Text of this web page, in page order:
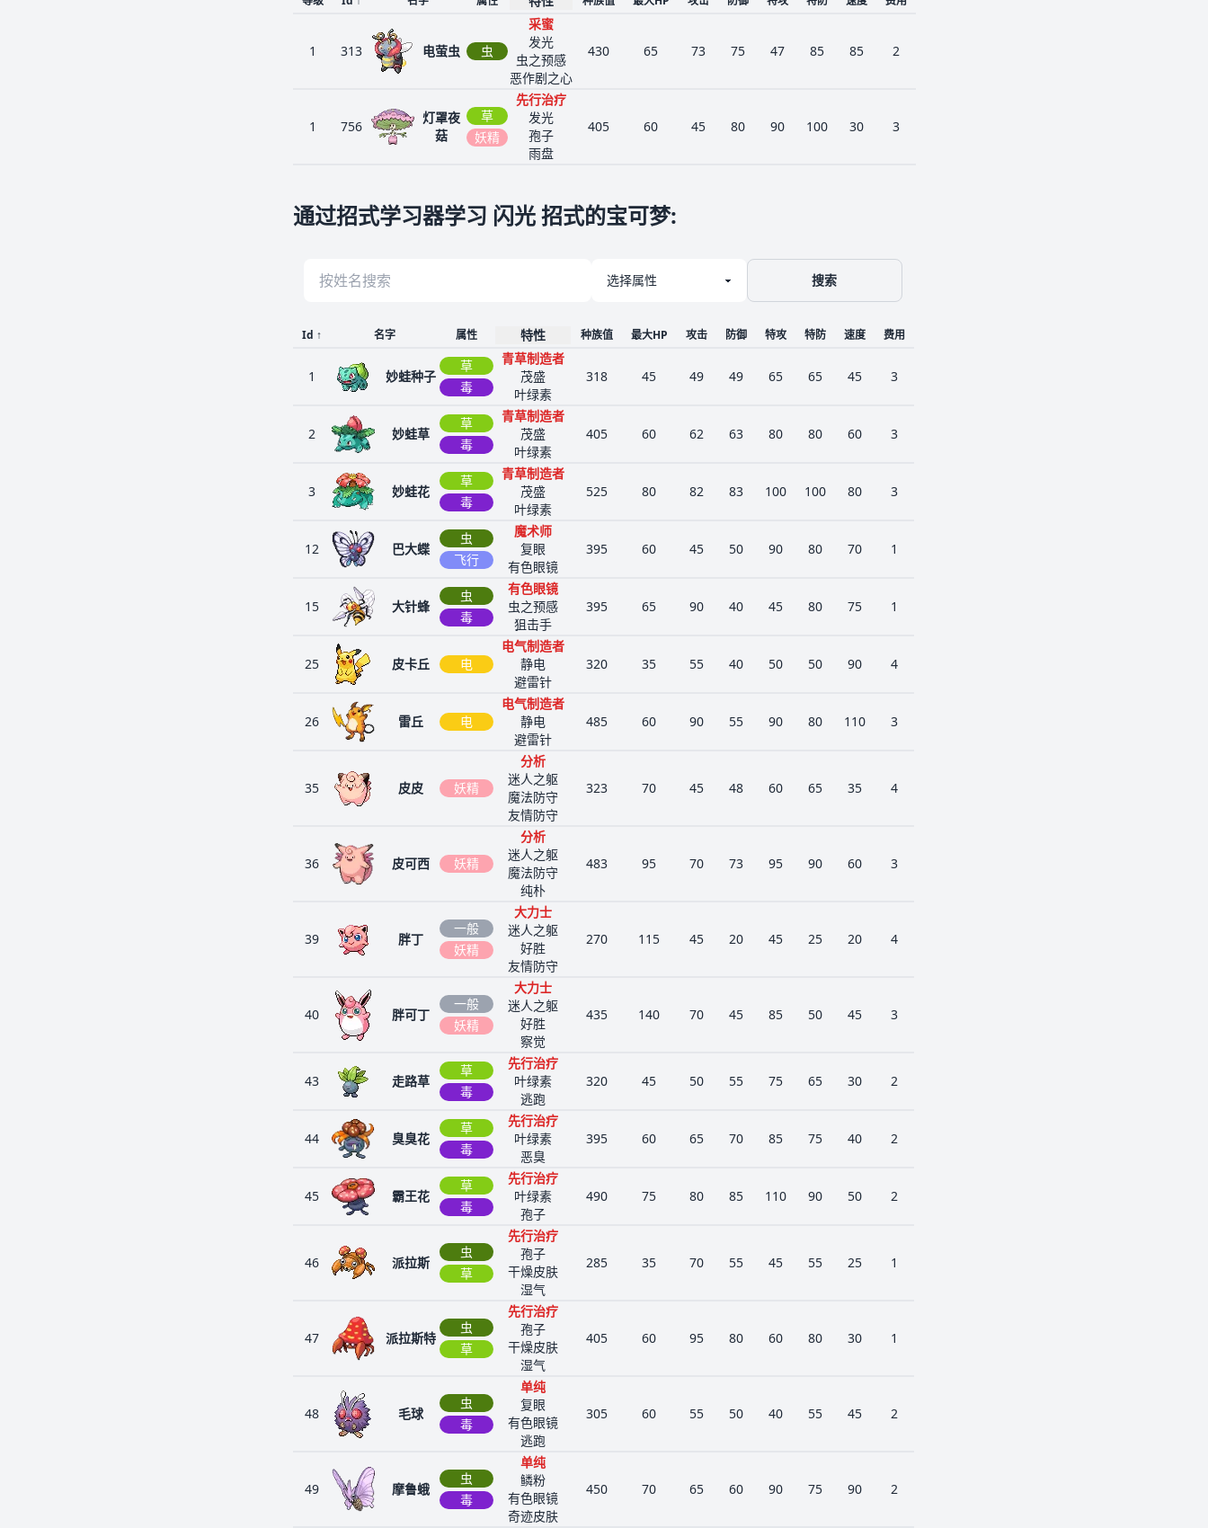
1 313 电萤虫 虫
采蜜
发光
虫之预感
恶作剧之心
430 65 73 75 47 85 85 2
1 756
灯罩夜
菇
草
妖精
先行治疗
发光
孢子
雨盘
405 60 45 80 90 100 30 3
通过招式学习器学习 闪光 招式的宝可梦:
搜索
Id ↑ 名字 属性 特性 种族值 最大HP 攻击 防御 特攻 特防 速度 费用
1 妙蛙种子
草
毒
青草制造者
茂盛
叶绿素
318 45 49 49 65 65 45 3
2 妙蛙草
草
毒
青草制造者
茂盛
叶绿素
405 60 62 63 80 80 60 3
3 妙蛙花
草
毒
青草制造者
茂盛
叶绿素
525 80 82 83 100 100 80 3
12 巴大蝶
虫
飞行
魔术师
复眼
有色眼镜
395 60 45 50 90 80 70 1
15 大针蜂
虫
毒
有色眼镜
虫之预感
狙击手
395 65 90 40 45 80 75 1
25 皮卡丘 电
电气制造者
静电
避雷针
320 35 55 40 50 50 90 4
26 雷丘 电
电气制造者
静电
避雷针
485 60 90 55 90 80 110 3
35 皮皮 妖精
分析
迷人之躯
魔法防守
友情防守
323 70 45 48 60 65 35 4
36 皮可西 妖精
分析
迷人之躯
魔法防守
纯朴
483 95 70 73 95 90 60 3
39 胖丁
一般
妖精
大力士
迷人之躯
好胜
友情防守
270 115 45 20 45 25 20 4
40 胖可丁
一般
妖精
大力士
迷人之躯
好胜
察觉
435 140 70 45 85 50 45 3
43 走路草
草
毒
先行治疗
叶绿素
逃跑
320 45 50 55 75 65 30 2
44 臭臭花
草
毒
先行治疗
叶绿素
恶臭
395 60 65 70 85 75 40 2
45 霸王花
草
毒
先行治疗
叶绿素
孢子
490 75 80 85 110 90 50 2
46 派拉斯
虫
草
先行治疗
孢子
干燥皮肤
湿气
285 35 70 55 45 55 25 1
47 派拉斯特
虫
草
先行治疗
孢子
干燥皮肤
湿气
405 60 95 80 60 80 30 1
48 毛球
虫
毒
单纯
复眼
有色眼镜
逃跑
305 60 55 50 40 55 45 2
49 摩鲁蛾
虫
毒
单纯
鳞粉
有色眼镜
奇迹皮肤
450 70 65 60 90 75 90 2